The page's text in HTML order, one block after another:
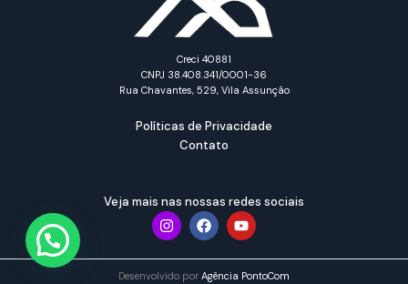
Creci 40881
CNPJ 38.408.341/0001-36
Rua Chavantes, 529, Vila Assunção
Políticas de Privacidade
Contato
Veja mais nas nossas redes sociais
Desenvolvido por Agência PontoCom